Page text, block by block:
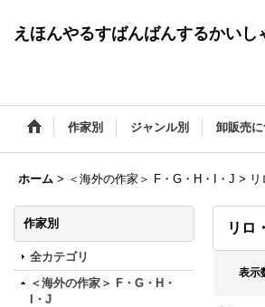
えほんやるすばんばんするかいし
作家別 ジャンル別 卸販売
ホーム > ＜海外の作家＞ F・G・H・I・J >
作家別
全カテゴリ
＜海外の作家＞ F・G・H・
I・J
リロ
表示